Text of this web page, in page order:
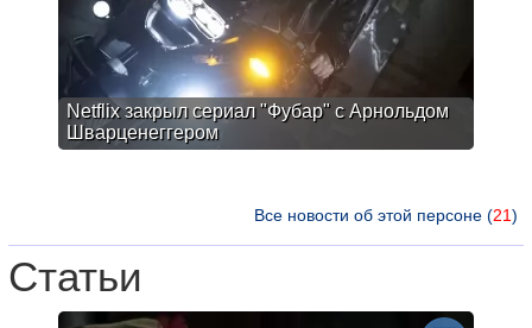
Netflix закрыл сериал "Фубар" с Арнольдом
Шварценеггером
Все новости об этой персоне (21)
Статьи